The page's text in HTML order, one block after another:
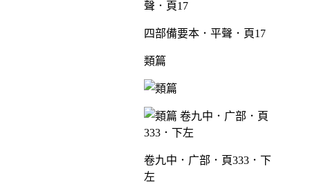
四部備要本．平聲．頁17
類篇
卷九中．广部．頁333．下
左